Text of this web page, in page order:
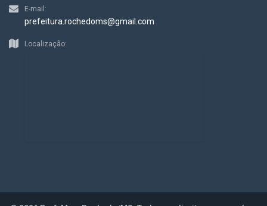
E-mail:
prefeitura.rochedoms@gmail.com
Localização: